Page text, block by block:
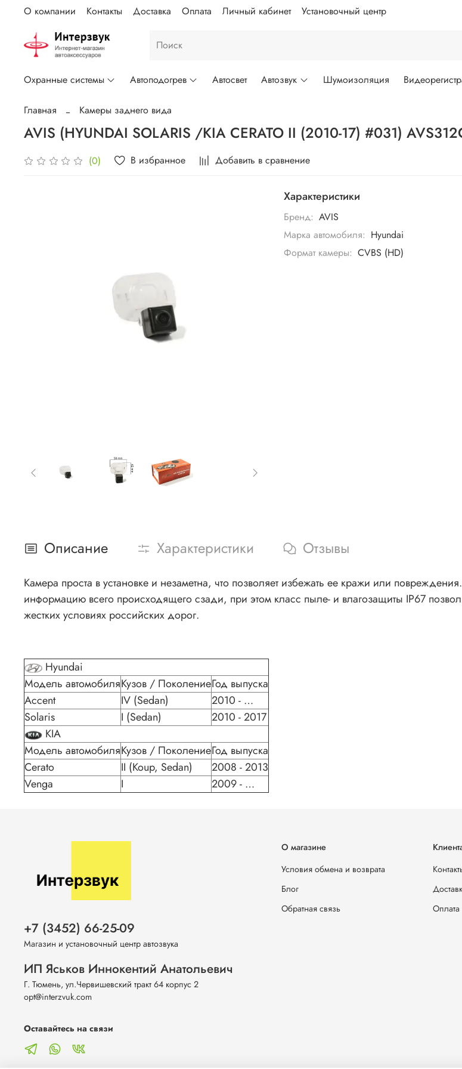
О компании Контакты Доставка Оплата Личный кабинет Установочный центр
Охранные системы Автоподогрев Автосвет Автозвук Шумоизоляция
Главная Камеры заднего вида
AVIS (HYUNDAI SOLARIS /KIA CERATO II (2010-17) #031)
(0) В избранное Добавить в сравнение
Характеристики
Бренд: AVIS
Марка автомобиля: Hyundai
Формат камеры: CVBS (HD)
Описание Характеристики Отзывы
Камера проста в установке и незаметна, что позволяет избежать ее кражи или
информацию всего происходящего сзади, при этом класс пыле- и влагозащиты IP67
жестких условиях российских дорог.
Hyundai
Модель автомобиляКузов / ПоколениеГод выпуска
Accent
IV (Sedan)
2010 - …
Solaris
I (Sedan)
2010 - 2017
KIA
Модель автомобиляКузов / ПоколениеГод выпуска
Cerato
II (Koup, Sedan)
2008 - 2013
Venga
I 2009 - …
О магазине
Условия обмена и возврата
Блог
Обратная связь
Оплата
+7 (3452) 66-25-09
Магазин и установочный центр автозвука
ИП Яськов Иннокентий Анатольевич
Г. Тюмень, ул.Червишевский тракт 64 корпус 2
opt@interzvuk.com
Оставайтесь на связи